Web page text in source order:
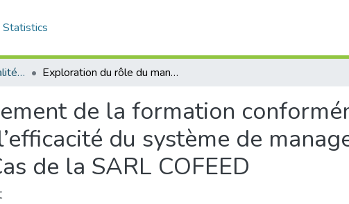
Statistics
Management par la Qualité (MPQ) Exploration du rôle du management de la formation conformément à la norme ISO 10015:2019 dans l’efficacité du système de management de la qualité ISO 9001:2015 — Cas de la SARL COFEED
de la formation
du système de
de la SARL COFEED